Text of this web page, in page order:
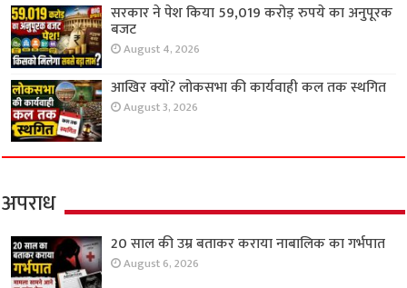
सरकार ने पेश किया 59,019 करोड़ रुपये का अनुपूरक
बजट
August 4, 2026
आखिर क्यों? लोकसभा की कार्यवाही कल तक स्थगित
August 3, 2026
अपराध
20 साल की उम्र बताकर कराया नाबालिक का गर्भपात
August 6, 2026